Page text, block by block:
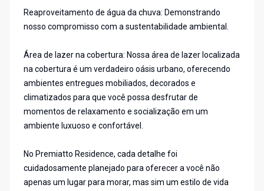
Reaproveitamento de água da chuva: Demonstrando
nosso compromisso com a sustentabilidade ambiental.
Área de lazer na cobertura: Nossa área de lazer localizada
na cobertura é um verdadeiro oásis urbano, oferecendo
ambientes entregues mobiliados, decorados e
climatizados para que você possa desfrutar de
momentos de relaxamento e socialização em um
ambiente luxuoso e confortável.
No Premiatto Residence, cada detalhe foi
cuidadosamente planejado para oferecer a você não
apenas um lugar para morar, mas sim um estilo de vida